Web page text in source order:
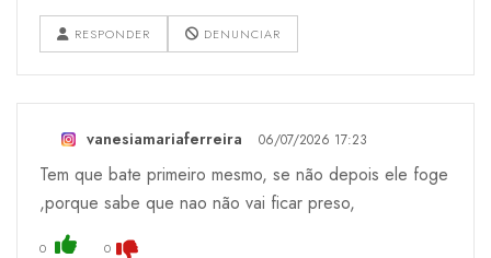
RESPONDER DENUNCIAR
vanesiamariaferreira 06/07/2026 17:23
Tem que bate primeiro mesmo, se não depois ele foge
,porque sabe que nao não vai ficar preso,
0 0